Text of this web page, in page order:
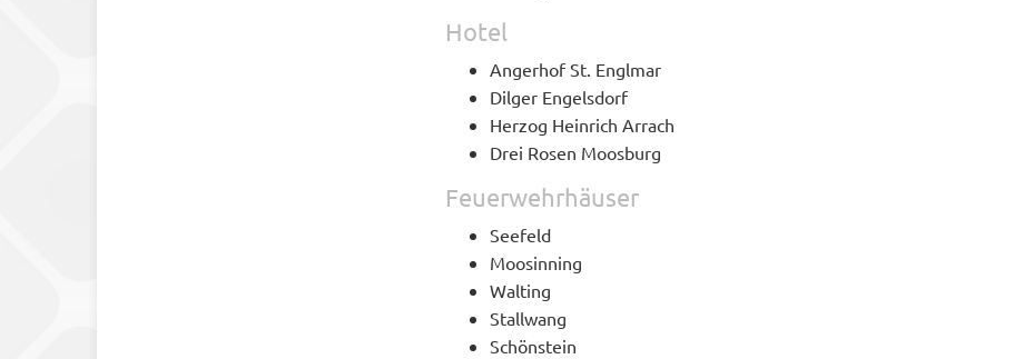
Hotel
Angerhof St. Englmar
Dilger Engelsdorf
Herzog Heinrich Arrach
Drei Rosen Moosburg
Feuerwehrhäuser
Seefeld
Moosinning
Walting
Stallwang
Schönstein